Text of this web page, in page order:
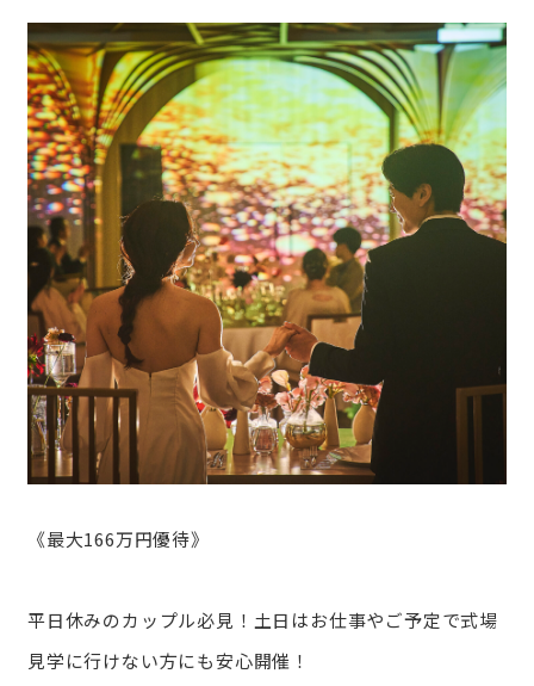
《最大166万円優待》
平日休みのカップル必見！土日はお仕事やご予定で式場
見学に行けない方にも安心開催！